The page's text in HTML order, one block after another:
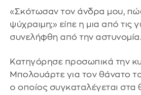
«Σκότωσαν τον άνδρα μου,
ψύχραιμη;» είπε η μια από τις
συνελήφθη από την αστυνομία.
Κατηγόρησε προσωπικά την
Μπολουάρτε για τον θάνατο
ο οποίος συγκαταλέγεται στα